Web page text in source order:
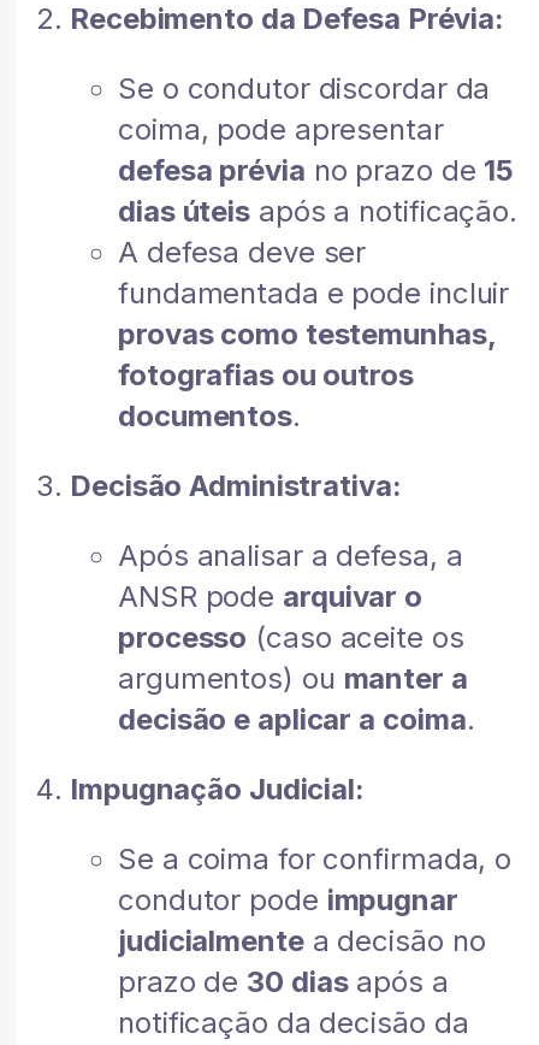
Recebimento da Defesa Prévia:
Se o condutor discordar da
coima, pode apresentar
defesa prévia no prazo de 15
dias úteis após a notificação.
A defesa deve ser
fundamentada e pode incluir
provas como testemunhas,
fotografias ou outros
documentos.
Decisão Administrativa:
Após analisar a defesa, a
ANSR pode arquivar o
processo (caso aceite os
argumentos) ou manter a
decisão e aplicar a coima.
Impugnação Judicial:
Se a coima for confirmada, o
condutor pode impugnar
judicialmentea decisão no
prazo de 30 diasapós a
notificação da decisão da